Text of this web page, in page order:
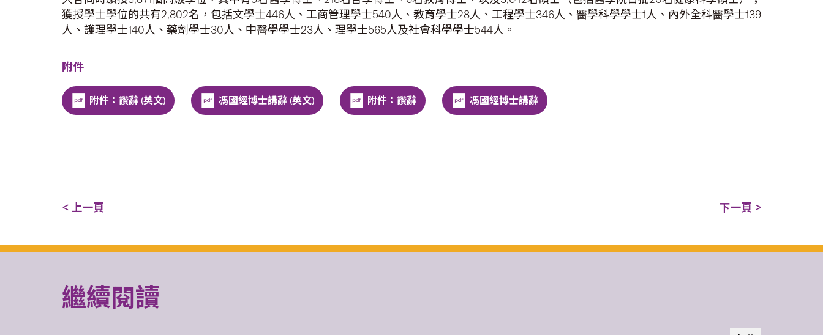
獲授學士學位的共有2,802名，包括文學士446人、工商管理學士540人、教育學士28人、工程學士346人、醫學科學學士1人、內外全科醫學士139
人、護理學士140人、藥劑學士30人、中醫學學士23人、理學士565人及社會科學學士544人。
附件
附件：讚辭 (英文) 馮國經博士講辭 (英文) 附件：讚辭 馮國經博士講辭
< 上一頁 下一頁 >
繼續閱讀